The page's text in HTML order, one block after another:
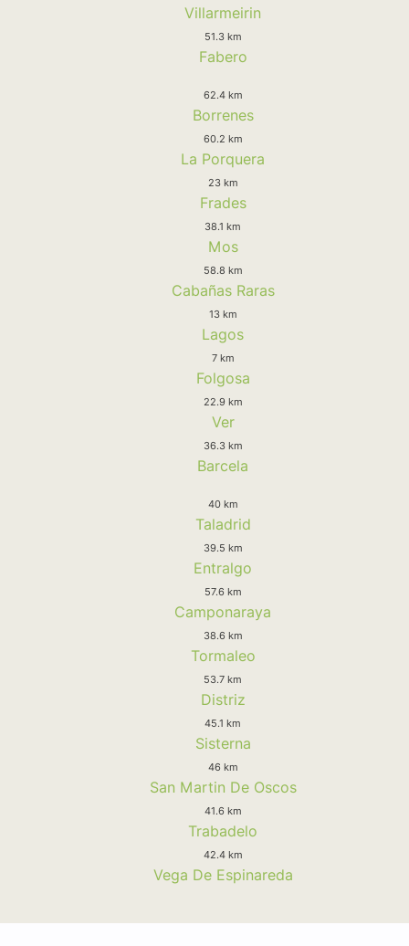
Villarmeirin
51.3 km
Fabero
62.4 km
Borrenes
60.2 km
La Porquera
23 km
Frades
38.1 km
Mos
58.8 km
Cabañas Raras
13 km
Lagos
7 km
Folgosa
22.9 km
Ver
36.3 km
Barcela
40 km
Taladrid
39.5 km
Entralgo
57.6 km
Camponaraya
38.6 km
Tormaleo
53.7 km
Distriz
45.1 km
Sisterna
46 km
San Martin De Oscos
41.6 km
Trabadelo
42.4 km
Vega De Espinareda